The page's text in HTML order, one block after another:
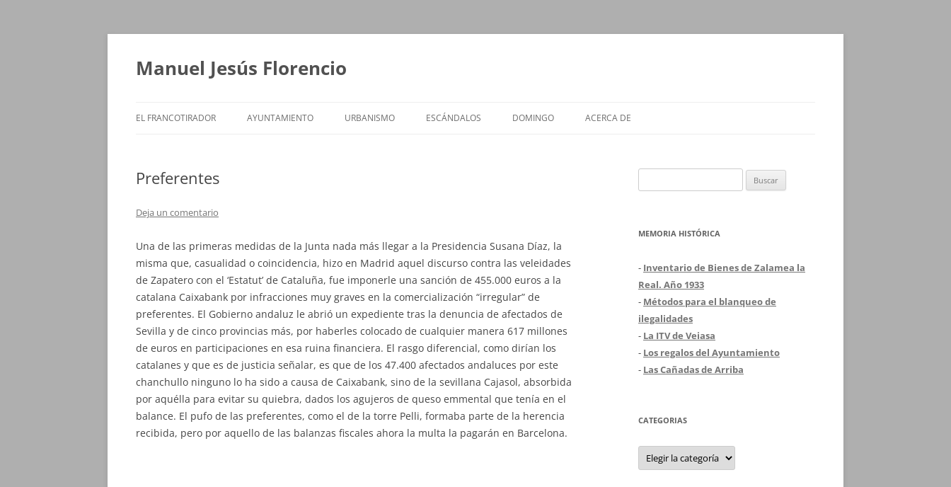
Saltar
Manuel Jesús Florencio
EL FRANCOTIRADOR AYUNTAMIENTO URBANISMO ESCÁNDALOS DOMINGO ACERCA DE
Preferentes
Deja un comentario
Una de las primeras medidas de la Junta nada más llegar a la Presidencia Susana Díaz, la
misma que, casualidad o coincidencia, hizo en Madrid aquel discurso contra las veleidades
de Zapatero con el ‘Estatut’ de Cataluña, fue imponerle una sanción de 455.000 euros a la
catalana Caixabank por infracciones muy graves en la comercialización “irregular” de
preferentes. El Gobierno andaluz le abrió un expediente tras la denuncia de afectados de
Sevilla y de cinco provincias más, por haberles colocado de cualquier manera 617 millones
de euros en participaciones en esa ruina financiera. El rasgo diferencial, como dirían los
catalanes y que es de justicia señalar, es que de los 47.400 afectados andaluces por este
chanchullo ninguno lo ha sido a causa de Caixabank, sino de la sevillana Cajasol, absorbida
por aquélla para evitar su quiebra, dados los agujeros de queso emmental que tenía en el
balance. El pufo de las preferentes, como el de la torre Pelli, formaba parte de la herencia
recibida, pero por aquello de las balanzas fiscales ahora la multa la pagarán en Barcelona.
MEMORIA HISTÓRICA
- Inventario de Bienes de Zalamea la
Real. Año 1933
- Métodos para el blanqueo de
ilegalidades
- La ITV de Veiasa
- Los regalos del Ayuntamiento
- Las Cañadas de Arriba
CATEGORIAS
Categorias